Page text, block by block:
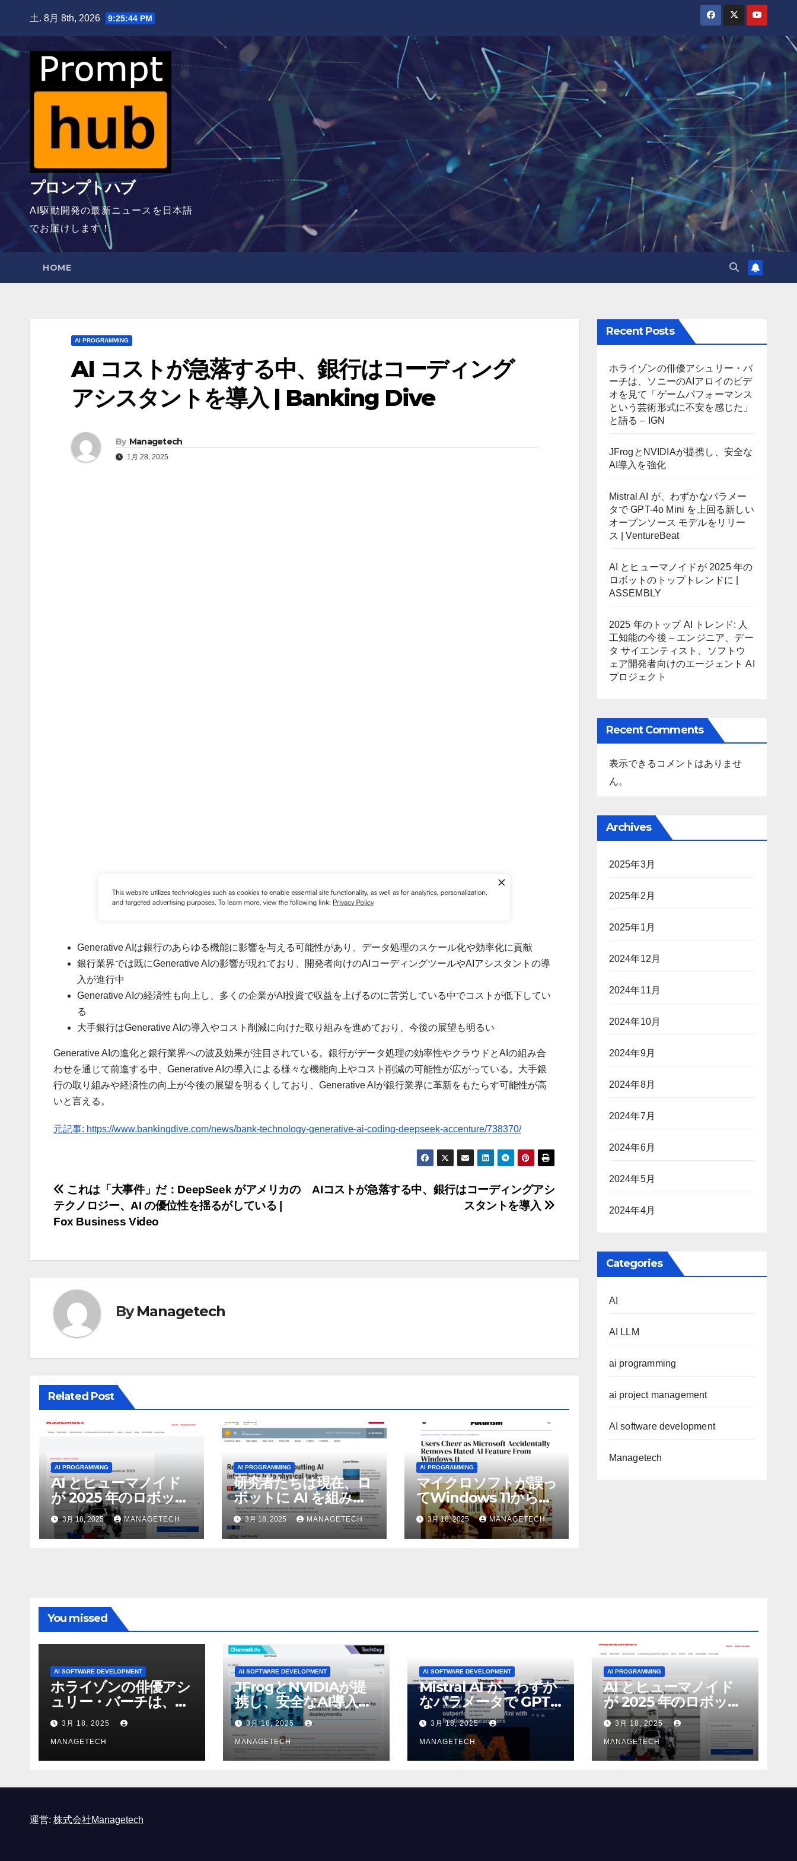
content
土. 8月 8th, 2026 9:25:45 PM
プロンプトハブ
AI駆動開発の最新ニュースを日本語
でお届けします！
HOME
AI PROGRAMMING
AI コストが急落する中、銀行はコーディング
アシスタントを導入 | Banking Dive
By Managetech
1月 28, 2025
Generative AIは銀行のあらゆる機能に影響を与える可能性があり、データ処理のスケール化や効率化に貢献
銀行業界では既にGenerative AIの影響が現れており、開発者向けのAIコーディングツールやAIアシスタントの導
入が進行中
Generative AIの経済性も向上し、多くの企業がAI投資で収益を上げるのに苦労している中でコストが低下してい
る
大手銀行はGenerative AIの導入やコスト削減に向けた取り組みを進めており、今後の展望も明るい
Generative AIの進化と銀行業界への波及効果が注目されている。銀行がデータ処理の効率性やクラウドとAIの組み合
わせを通じて前進する中、Generative AIの導入による様々な機能向上やコスト削減の可能性が広がっている。大手銀
行の取り組みや経済性の向上が今後の展望を明るくしており、Generative AIが銀行業界に革新をもたらす可能性が高
いと言える。
元記事: https://www.bankingdive.com/news/bank-technology-generative-ai-coding-deepseek-accenture/738370/
投
稿
ビ
ゲ
ー
シ
ョ
ン
AIコストが急落する中、銀行はコーディングアシ
スタントを導入
これは「大事件」だ：DeepSeek がアメリカの
テクノロジー、AI の優位性を揺るがしている |
Fox Business Video
ByManagetech
Related Post
AI PROGRAMMING
AI とヒューマノイド
が 2025 年のロボット
のトップトレンドに |
ASSEMBLY
3月 18, 2025 MANAGETECH
AI PROGRAMMING
研究者たちは現在、ロ
ボットに AI を組み込
んで物理的な作業を実
行させている | ノーザ
ン パブリック ラジオ:
3月 18, 2025 MANAGETECH
AI PROGRAMMING
マイクロソフトが誤っ
てWindows 11から嫌
われているAI機能を削
除したことにユーザー
が歓喜
3月 18, 2025 MANAGETECH
Recent Posts
ホライゾンの俳優アシュリー・バ
ーチは、ソニーのAIアロイのビデ
オを見て「ゲームパフォーマンス
という芸術形式に不安を感じた」
と語る – IGN
JFrogとNVIDIAが提携し、安全な
AI導入を強化
Mistral AI が、わずかなパラメー
タで GPT-4o Mini を上回る新しい
オープンソース モデルをリリー
ス | VentureBeat
AI とヒューマノイドが 2025 年の
ロボットのトップトレンドに |
ASSEMBLY
2025 年のトップ AI トレンド: 人
工知能の今後 – エンジニア、デー
タ サイエンティスト、ソフトウ
ェア開発者向けのエージェント AI
プロジェクト
Recent Comments
表示できるコメントはありませ
ん。
Archives
2025年3月
2025年2月
2025年1月
2024年12月
2024年11月
2024年10月
2024年9月
2024年8月
2024年7月
2024年6月
2024年5月
2024年4月
Categories
AI
AI LLM
ai programming
ai project management
AI software development
Managetech
You missed
AI SOFTWARE DEVELOPMENT
ホライゾンの俳優アシ
ュリー・バーチは、ソ
ニーのAIアロイのビデ
オを見て「ゲームパフ
ォーマンスという芸術
形式に不安を感じた」
3月 18, 2025
MANAGETECH
AI SOFTWARE DEVELOPMENT
JFrogとNVIDIAが提
携し、安全なAI導入を
強化
3月 18, 2025
MANAGETECH
AI SOFTWARE DEVELOPMENT
Mistral AI が、わずか
なパラメータで GPT-
4o Mini を上回る新し
いオープンソース モ
デルをリリース |
VentureBeat
3月 18, 2025
MANAGETECH
AI PROGRAMMING
AI とヒューマノイド
が 2025 年のロボット
のトップトレンドに |
ASSEMBLY
3月 18, 2025
MANAGETECH
運営: 株式会社Managetech